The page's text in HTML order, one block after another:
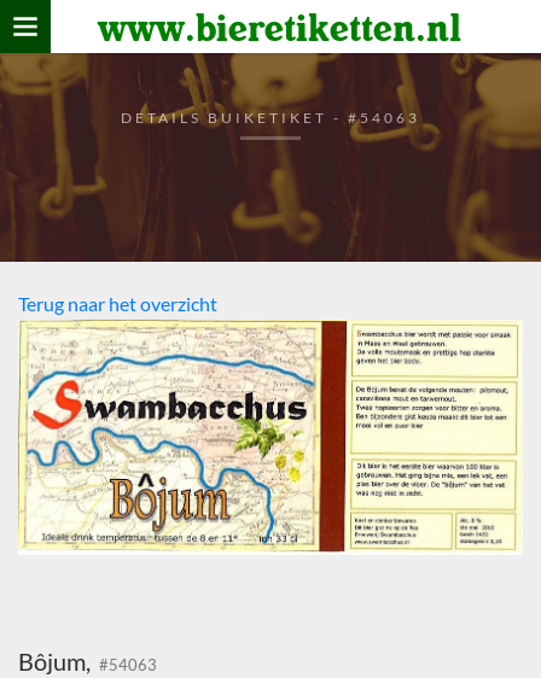
www.bieretiketten.nl
Home
verzamelen
De bierkaart
Bezoekers
DETAILS BUIKETIKET - #54063
Terug naar het overzicht
Bôjum, #54063